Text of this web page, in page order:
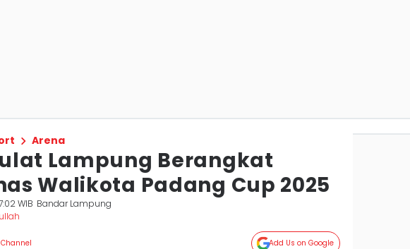
Arena
Lampung Berangkat
Walikota Padang Cup 2025
WIB Bandar Lampung
Channel Add Us on Google